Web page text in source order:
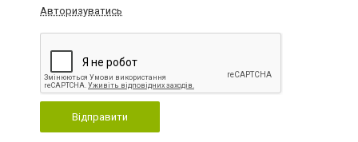
Авторизуватись
Відправити